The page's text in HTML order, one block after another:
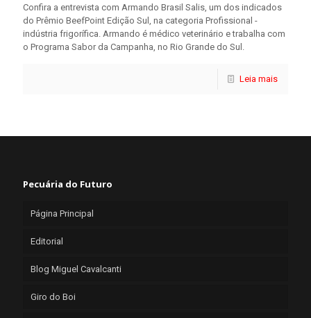
Confira a entrevista com Armando Brasil Salis, um dos indicados
do Prêmio BeefPoint Edição Sul, na categoria Profissional -
indústria frigorífica. Armando é médico veterinário e trabalha com
o Programa Sabor da Campanha, no Rio Grande do Sul.
Leia mais
Pecuária do Futuro
Página Principal
Editorial
Blog Miguel Cavalcanti
Giro do Boi